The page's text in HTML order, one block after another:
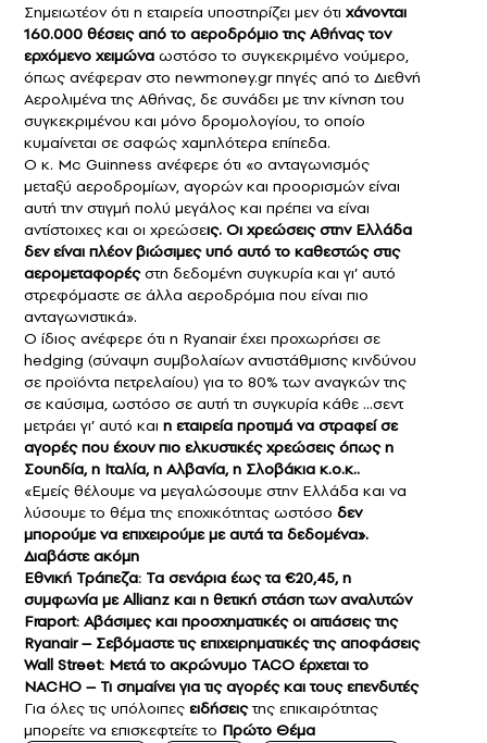
Σημειωτέον ότι η εταιρεία υποστηρίζει μεν ότι χάνονται
160.000 θέσεις από το αεροδρόμιο της Αθήνας τον
ερχόμενο χειμώνα ωστόσο το συγκεκριμένο νούμερο,
όπως ανέφεραν στο newmoney.gr πηγές από το Διεθνή
Αερολιμένα της Αθήνας, δε συνάδει με την κίνηση του
συγκεκριμένου και μόνο δρομολογίου, το οποίο
κυμαίνεται σε σαφώς χαμηλότερα επίπεδα.
Ο κ. Μc Guinness ανέφερε ότι «ο ανταγωνισμός
μεταξύ αεροδρομίων, αγορών και προορισμών είναι
αυτή την στιγμή πολύ μεγάλος και πρέπει να είναι
αντίστοιχες και οι χρεώσεις. Οι χρεώσεις στην Ελλάδα
δεν είναι πλέον βιώσιμες υπό αυτό το καθεστώς στις
αερομεταφορέςστη δεδομένη συγκυρία και γι’ αυτό
στρεφόμαστε σε άλλα αεροδρόμια που είναι πιο
ανταγωνιστικά».
Ο ίδιος ανέφερε ότι η Ryanair έχει προχωρήσει σε
hedging (σύναψη συμβολαίων αντιστάθμισης κινδύνου
σε προϊόντα πετρελαίου) για το 80% των αναγκών της
σε καύσιμα, ωστόσο σε αυτή τη συγκυρία κάθε …σεντ
μετράει γι’ αυτό και η εταιρεία προτιμά να στραφεί σε
αγορές που έχουν πιο ελκυστικές χρεώσεις όπως η
Σουηδία, η Ιταλία, η Αλβανία, η Σλοβάκια κ.ο.κ..
«Εμείς θέλουμε να μεγαλώσουμε στην Ελλάδα και να
λύσουμε το θέμα της εποχικότητας ωστόσο δεν
μπορούμε να επιχειρούμε με αυτά τα δεδομένα».
Διαβάστε ακόμη
Εθνική Τράπεζα: Τα σενάρια έως τα €20,45, η
συμφωνία με Allianz και η θετική στάση των αναλυτών
Fraport: Αβάσιμες και προσχηματικές οι αιτιάσεις της
Ryanair – Σεβόμαστε τις επιχειρηματικές της αποφάσεις
Wall Street: Μετά το ακρώνυμο TACO έρχεται το
NACHO – Τι σημαίνει για τις αγορές και τους επενδυτές
Για όλες τις υπόλοιπες ειδήσειςτης επικαιρότητας
μπορείτε να επισκεφτείτε το Πρώτο Θέμα